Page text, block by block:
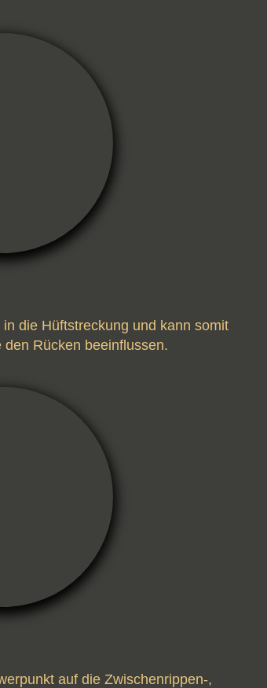
die Hüftstreckung und kann somit
Rücken beeinflussen.
auf die Zwischenrippen-,